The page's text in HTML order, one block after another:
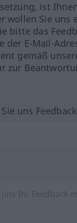
ist
wollen Sie uns
bitte das
der E-Mail-
gemäß
zur
uns